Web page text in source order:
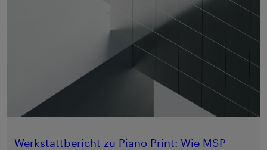
Werkstattbericht zu Piano Print: Wie MSP